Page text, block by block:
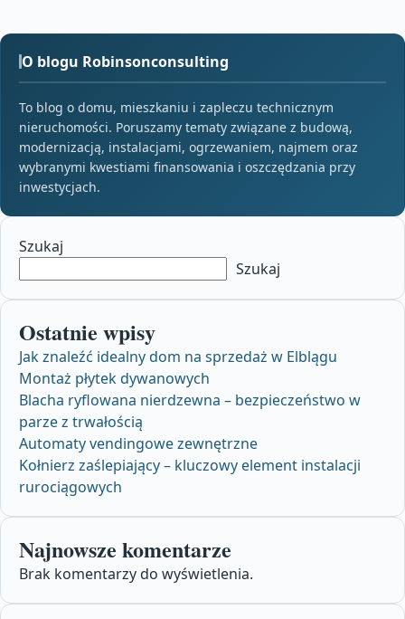
O blogu Robinsonconsulting
To blog o domu, mieszkaniu i zapleczu technicznym
nieruchomości. Poruszamy tematy związane z budową,
modernizacją, instalacjami, ogrzewaniem, najmem oraz
wybranymi kwestiami finansowania i oszczędzania przy
inwestycjach.
Szukaj
Szukaj
Ostatnie wpisy
Jak znaleźć idealny dom na sprzedaż w Elblągu
Montaż płytek dywanowych
Blacha ryflowana nierdzewna – bezpieczeństwo w
parze z trwałością
Automaty vendingowe zewnętrzne
Kołnierz zaślepiający – kluczowy element instalacji
rurociągowych
Najnowsze komentarze
Brak komentarzy do wyświetlenia.